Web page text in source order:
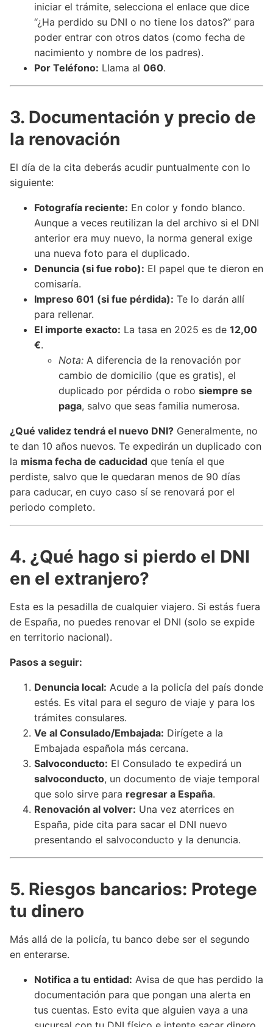
iniciar el trámite, selecciona el enlace que dice
“¿Ha perdido su DNI o no tiene los datos?” para
poder entrar con otros datos (como fecha de
nacimiento y nombre de los padres).
Por Teléfono: Llama al 060.
3. Documentación y precio de
la renovación
El día de la cita deberás acudir puntualmente con lo
siguiente:
Fotografía reciente: En color y fondo blanco.
Aunque a veces reutilizan la del archivo si el DNI
anterior era muy nuevo, la norma general exige
una nueva foto para el duplicado.
Denuncia (si fue robo): El papel que te dieron en
comisaría.
Impreso 601 (si fue pérdida): Te lo darán allí
para rellenar.
El importe exacto: La tasa en 2025 es de 12,00
€.
Nota: A diferencia de la renovación por
cambio de domicilio (que es gratis), el
duplicado por pérdida o robo siempre se
paga, salvo que seas familia numerosa.
¿Qué validez tendrá el nuevo DNI? Generalmente, no
te dan 10 años nuevos. Te expedirán un duplicado con
la misma fecha de caducidad que tenía el que
perdiste, salvo que le quedaran menos de 90 días
para caducar, en cuyo caso sí se renovará por el
periodo completo.
4. ¿Qué hago si pierdo el DNI
en el extranjero?
Esta es la pesadilla de cualquier viajero. Si estás fuera
de España, no puedes renovar el DNI (solo se expide
en territorio nacional).
Pasos a seguir:
Denuncia local: Acude a la policía del país donde
estés. Es vital para el seguro de viaje y para los
trámites consulares.
Ve al Consulado/Embajada: Dirígete a la
Embajada española más cercana.
Salvoconducto: El Consulado te expedirá un
salvoconducto, un documento de viaje temporal
que solo sirve para regresar a España.
Renovación al volver: Una vez aterrices en
España, pide cita para sacar el DNI nuevo
presentando el salvoconducto y la denuncia.
5. Riesgos bancarios: Protege
tu dinero
Más allá de la policía, tu banco debe ser el segundo
en enterarse.
Notifica a tu entidad: Avisa de que has perdido la
documentación para que pongan una alerta en
tus cuentas. Esto evita que alguien vaya a una